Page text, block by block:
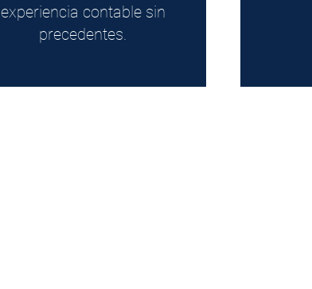
experiencia contable sin
precedentes.